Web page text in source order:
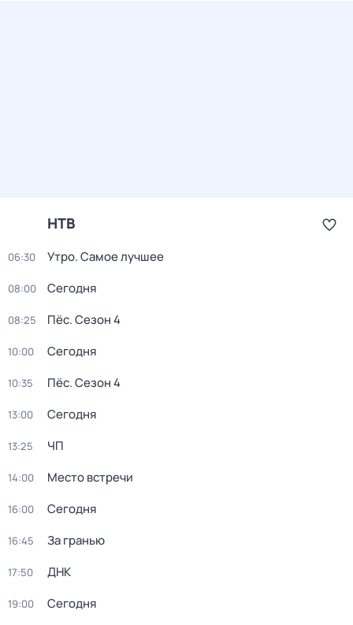
НТВ
06:30 Утро. Самое лучшее
08:00 Сегодня
08:25 Пёс. Сезон 4
10:00 Сегодня
10:35 Пёс. Сезон 4
13:00 Сегодня
13:25 ЧП
14:00 Место встречи
16:00 Сегодня
16:45 За гранью
17:50 ДНК
19:00 Сегодня